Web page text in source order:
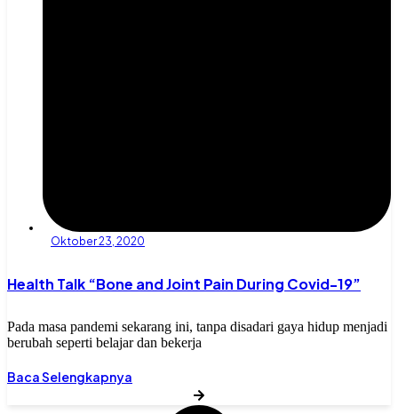
Oktober 23, 2020
Health Talk “Bone and Joint Pain During Covid-19”
Pada masa pandemi sekarang ini, tanpa disadari gaya hidup menjadi
berubah seperti belajar dan bekerja
Baca Selengkapnya